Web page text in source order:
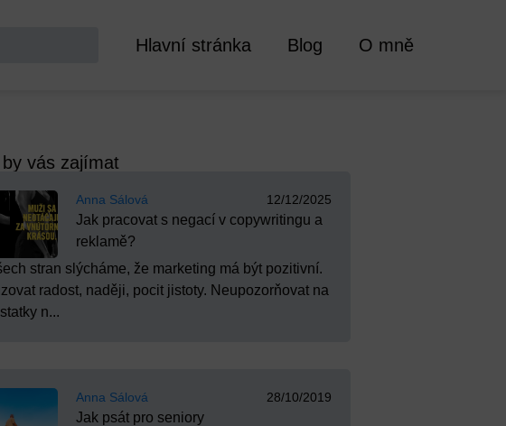
Hlavní stránka Blog O mně
vás zajímat
Anna Sálová 12/12/2025
Jak pracovat s negací v copywritingu a
reklamě?
stran slýcháme, že marketing má být pozitivní.
radost, naději, pocit jistoty. Neupozorňovat na
n...
Anna Sálová 28/10/2019
Jak psát pro seniory